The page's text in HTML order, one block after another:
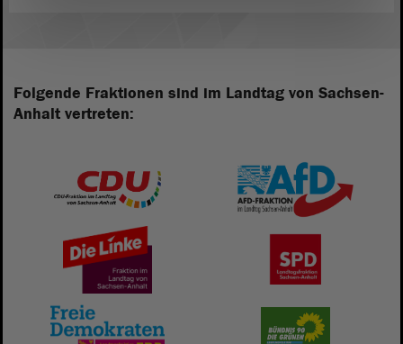
Folgende Fraktionen sind im Landtag von Sachsen-
Anhalt vertreten: